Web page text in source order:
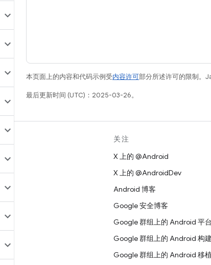
本页面上的内容和代码示例受内容许可部分所述许可的限制。
最后更新时间 (UTC)：2025-03-26。
关注
X 上的 @Android
X 上的 @AndroidDev
Android 博客
Google 安全博客
Google 群组上的 Android 平
Google 群组上的 Android 构
Google 群组上的 Android 移